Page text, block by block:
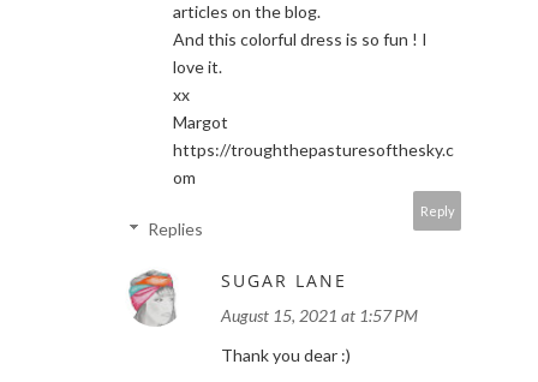
articles on the blog.
And this colorful dress is so fun ! I
love it.
xx
Margot
https://troughthepasturesofthesky.c
om
Reply
Replies
SUGAR LANE
August 15, 2021 at 1:57 PM
Thank you dear :)